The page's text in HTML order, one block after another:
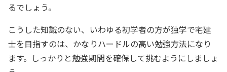
るでしょう。
こうした知識のない、いわゆる初学者の方が独学で宅建
士を目指すのは、かなりハードルの高い勉強方法になり
ます。しっかりと勉強期間を確保して挑むようにしましょ